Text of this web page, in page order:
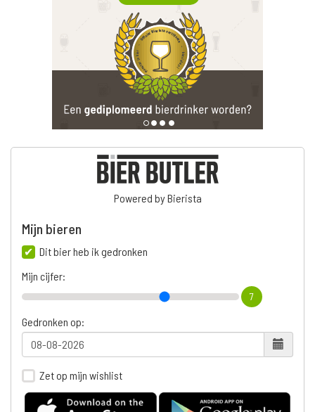
Powered by Bierista
Mijn bieren
Dit bier heb ik gedronken
Mijn cijfer:
7
Gedronken op:
Zet op mijn wishlist